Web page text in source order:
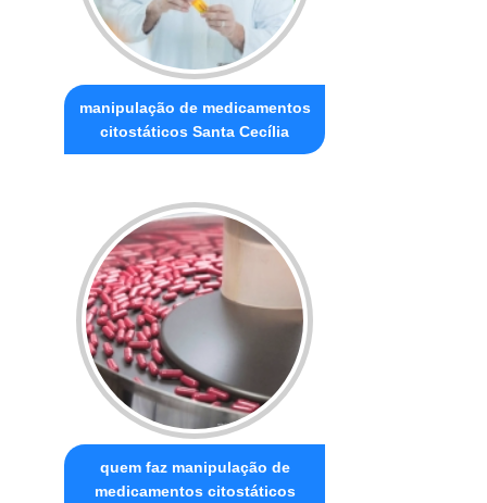
manipulação de medicamentos
citostáticos Santa Cecília
quem faz manipulação de
medicamentos citostáticos